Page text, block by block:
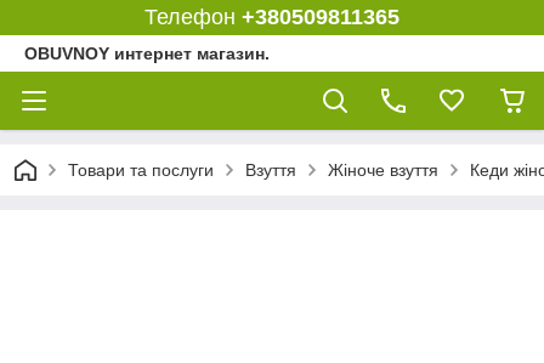
Телефон +380509811365
OBUVNOY интернет магазин.
Товари та послуги Взуття Жіноче взуття Кеди